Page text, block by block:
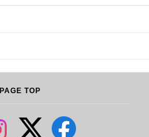
PAGE TOP